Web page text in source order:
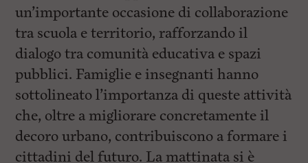
un’importante occasione di collaborazione
tra scuola e territorio, rafforzando il
dialogo tra comunità educativa e spazi
pubblici. Famiglie e insegnanti hanno
sottolineato l’importanza di queste attività
che, oltre a migliorare concretamente il
decoro urbano, contribuiscono a formare i
cittadini del futuro. La mattinata si è